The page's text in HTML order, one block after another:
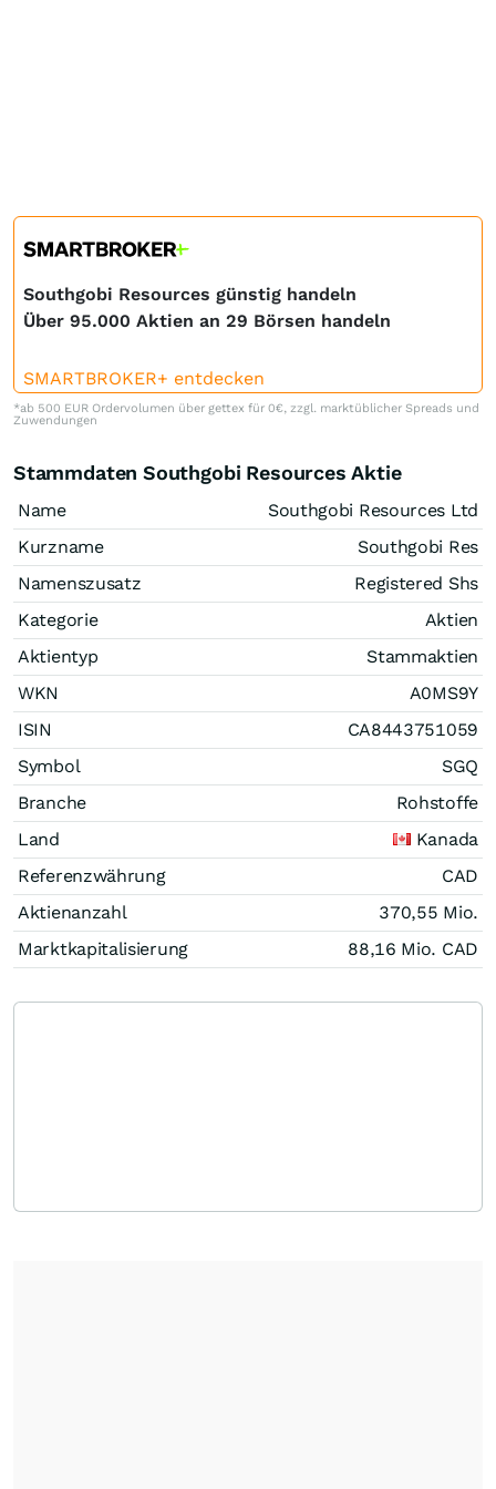
Southgobi Resources günstig handeln
Über 95.000 Aktien an 29 Börsen handeln
SMARTBROKER+ entdecken
*ab 500 EUR Ordervolumen über gettex für 0€, zzgl. marktüblicher Spreads und
Zuwendungen
Stammdaten Southgobi Resources Aktie
Name
Southgobi Resources Ltd
Kurzname
Southgobi Res
Namenszusatz
Registered Shs
Kategorie
Aktien
Aktientyp
Stammaktien
WKN
A0MS9Y
ISIN
CA8443751059
Symbol
SGQ
Branche
Rohstoffe
Land
Kanada
Referenzwährung
CAD
Aktienanzahl
370,55 Mio.
Marktkapitalisierung
88,16 Mio. CAD